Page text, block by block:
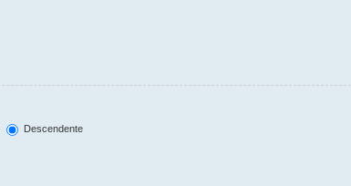
Descendente